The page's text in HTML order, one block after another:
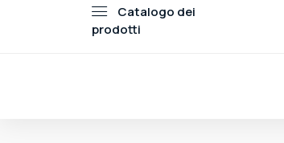
Catalogo dei
prodotti